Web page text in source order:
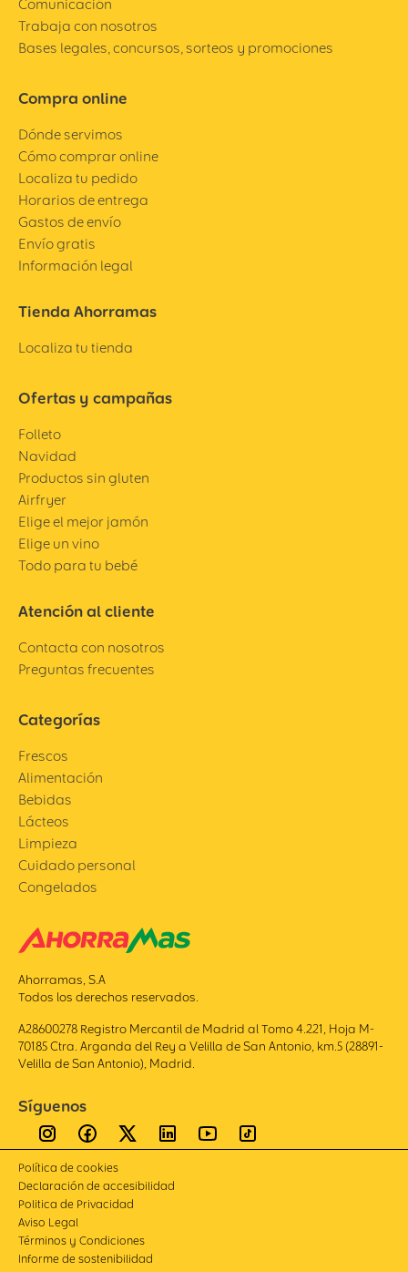
Comunicación
Trabaja con nosotros
Bases legales, concursos, sorteos y promociones
Compra online
Dónde servimos
Cómo comprar online
Localiza tu pedido
Horarios de entrega
Gastos de envío
Envío gratis
Información legal
Tienda Ahorramas
Localiza tu tienda
Ofertas y campañas
Folleto
Navidad
Productos sin gluten
Airfryer
Elige el mejor jamón
Elige un vino
Todo para tu bebé
Atención al cliente
Contacta con nosotros
Preguntas frecuentes
Categorías
Frescos
Alimentación
Bebidas
Lácteos
Limpieza
Cuidado personal
Congelados
Ahorramas, S.A
Todos los derechos reservados.
A28600278 Registro Mercantil de Madrid al Tomo 4.221, Hoja M-
70185 Ctra. Arganda del Rey a Velilla de San Antonio, km.5 (28891-
Velilla de San Antonio), Madrid.
Síguenos
Política de cookies
Declaración de accesibilidad
Politica de Privacidad
Aviso Legal
Términos y Condiciones
Informe de sostenibilidad